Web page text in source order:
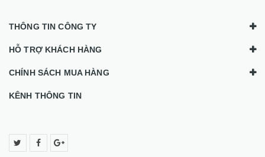
THÔNG TIN CÔNG TY
HỖ TRỢ KHÁCH HÀNG
CHÍNH SÁCH MUA HÀNG
KÊNH THÔNG TIN